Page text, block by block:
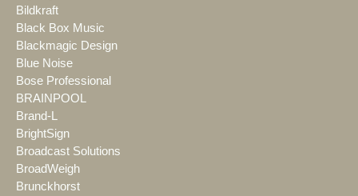
Bildkraft
Black Box Music
Blackmagic Design
Blue Noise
Bose Professional
BRAINPOOL
Brand-L
BrightSign
Broadcast Solutions
BroadWeigh
Brunckhorst